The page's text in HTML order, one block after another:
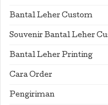
Bantal Leher Custom
Souvenir Bantal Leher
Bantal Leher Printing
Cara Order
Pengiriman